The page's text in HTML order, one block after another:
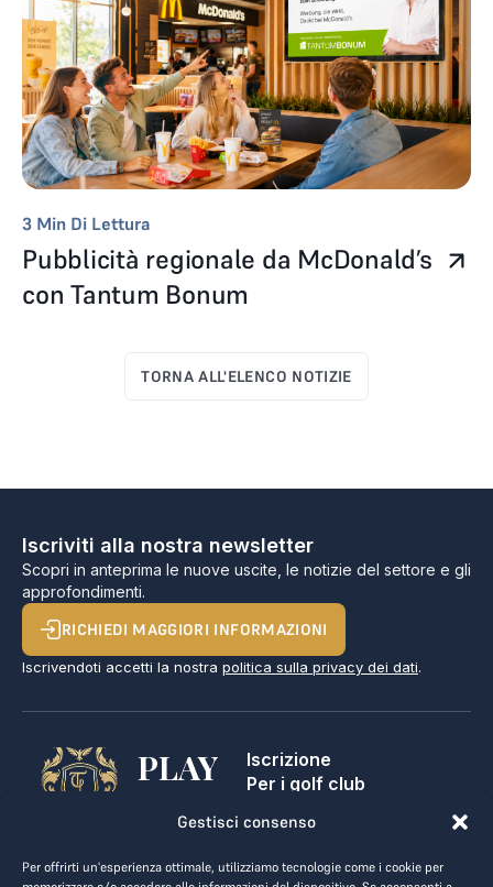
Gestisci consenso
Per offrirti un'esperienza ottimale, utilizziamo tecnologie come i cookie per
3 Min Di Lettura
Pubblicità regionale da McDonald’s
con Tantum Bonum
TORNA ALL'ELENCO NOTIZIE
Iscriviti alla nostra newsletter
Scopri in anteprima le nuove uscite, le notizie del settore e gli
approfondimenti.
RICHIEDI MAGGIORI INFORMAZIONI
Iscrivendoti accetti la nostra politica sulla privacy dei dati.
PLAY
GOLF,
Iscrizione
Per i golf club
Note legali
Termini e condizioni
Privacy dei dati